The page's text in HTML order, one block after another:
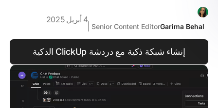
Garima Behal
Senior Content Editor
4 أبريل 2025
إنشاء شبكة ذكية مع دردشة ClickUp الذكية